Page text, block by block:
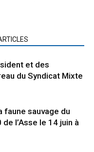
et des
du Syndicat Mixte
faune sauvage du
l’Asse le 14 juin à